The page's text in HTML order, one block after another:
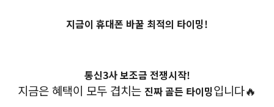
지금이 휴대폰 바꿀 최적의 타이밍!
통신3사 보조금 전쟁시작!
지금은 혜택이 모두 겹치는 진짜 골든 타이밍입니다🔥